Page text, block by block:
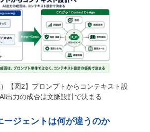
）【図2】プロンプトからコンテキスト設
出力の成否は文脈設計で決まる
ージェントは何が違うのか